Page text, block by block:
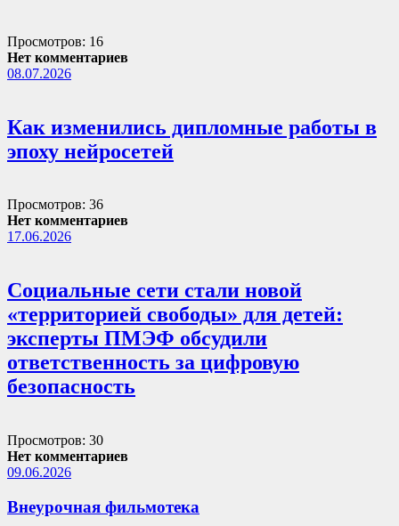
Просмотров: 16
Нет комментариев
08.07.2026
Как изменились дипломные работы в
эпоху нейросетей
Просмотров: 36
Нет комментариев
17.06.2026
Социальные сети стали новой
«территорией свободы» для детей:
эксперты ПМЭФ обсудили
ответственность за цифровую
безопасность
Просмотров: 30
Нет комментариев
09.06.2026
Внеурочная фильмотека